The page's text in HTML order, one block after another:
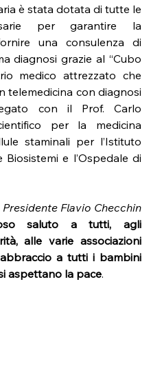
è stata dotata di tutte le
per garantire la
una consulenza di
diagnosi grazie al “Cubo
medico attrezzato che
telemedicina con diagnosi
con il Prof. Carlo
per la medicina
staminali per l’Istituto
e l’Ospedale di
Presidente Flavio Checchin
saluto a tutti, agli
alle varie associazioni
a tutti i bambini
aspettano la pace.